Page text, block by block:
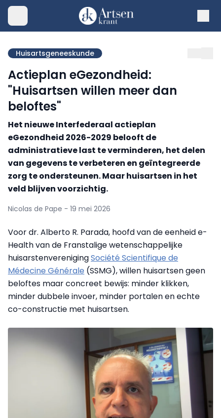
Huisartsgeneeskunde
Actieplan eGezondheid:
"Huisartsen willen meer dan
beloftes"
Het nieuwe Interfederaal actieplan
eGezondheid 2026-2029 belooft de
administratieve last te verminderen, het delen
van gegevens te verbeteren en geïntegreerde
zorg te ondersteunen. Maar huisartsen in het
veld blijven voorzichtig.
Nicolas de Pape - 19 mei 2026
Voor dr. Alberto R. Parada, hoofd van de eenheid e-
Health van de Franstalige wetenschappelijke
huisarstenverenigingSociété Scientifique de
Médecine Générale (SSMG), willen huisartsen geen
beloftes maar concreet bewijs: minder klikken,
minder dubbele invoer, minder portalen en echte
co-constructie met huisartsen.